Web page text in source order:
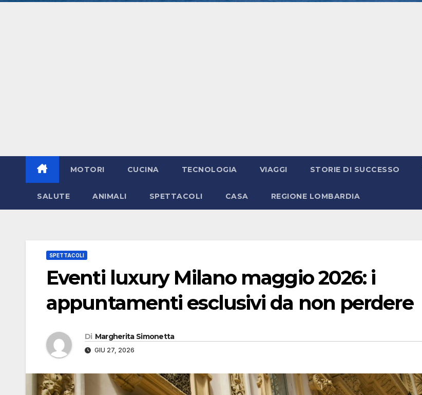
MOTORI CUCINA TECNOLOGIA VIAGGI STORIE DI SUCCESSO
SALUTE ANIMALI SPETTACOLI CASA REGIONE LOMBARDIA
SPETTACOLI
Eventi luxury Milano maggio 2026: i
appuntamenti esclusivi da non perdere
Di Margherita Simonetta
GIU 27, 2026